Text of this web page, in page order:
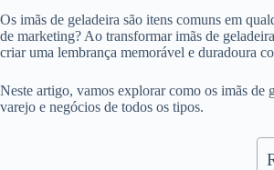
Os imãs de geladeira são itens comuns em
de marketing? Ao transformar imãs de
criar uma lembrança memorável e duradoura
Neste artigo, vamos explorar como os imãs de
varejo e negócios de todos os tipos.